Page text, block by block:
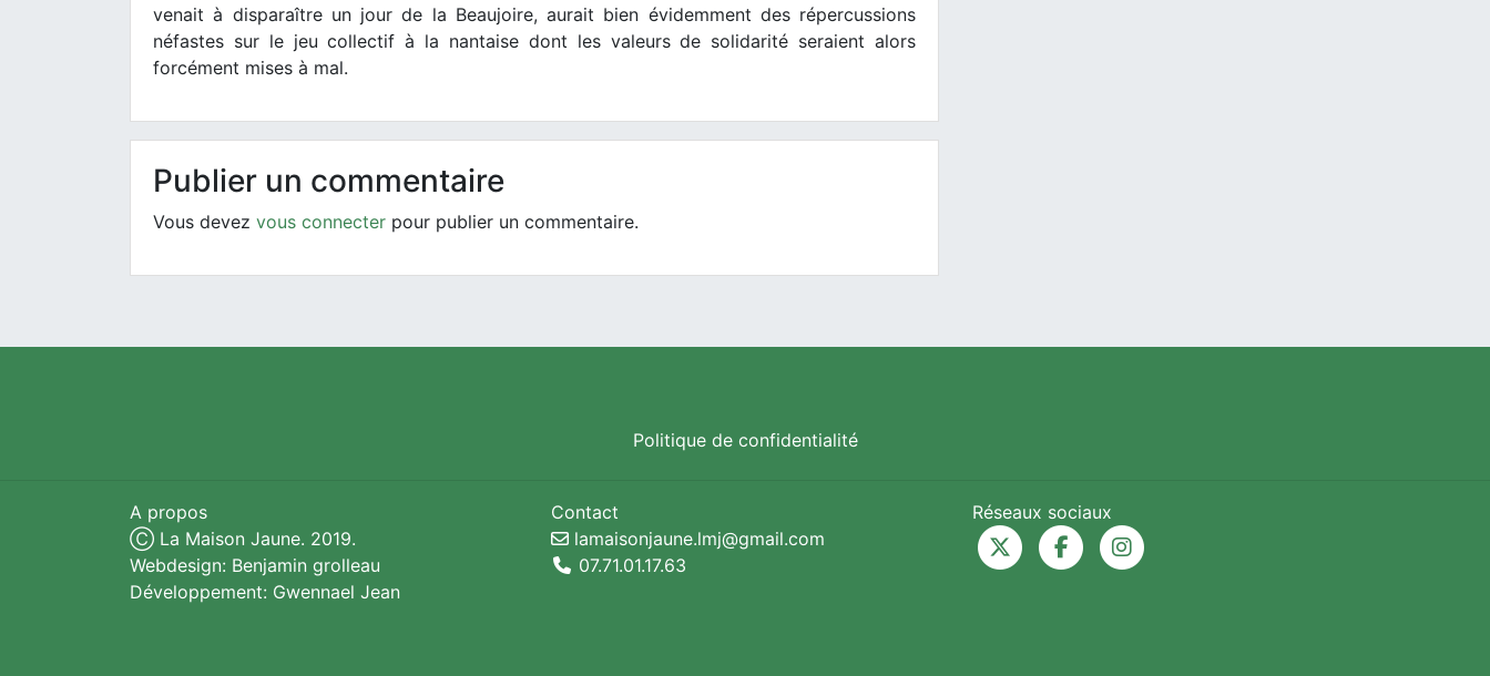
venait à disparaître un jour de la Beaujoire, aurait bien évidemment des répercussions
néfastes sur le jeu collectif à la nantaise dont les valeurs de solidarité seraient alors
forcément mises à mal.
Publier un commentaire
Vous devez vous connecter pour publier un commentaire.
Politique de confidentialité
A propos
Ⓒ La Maison Jaune. 2019.
Webdesign: Benjamin grolleau
Développement: Gwennael Jean
Contact
lamaisonjaune.lmj@gmail.com
07.71.01.17.63
Réseaux sociaux